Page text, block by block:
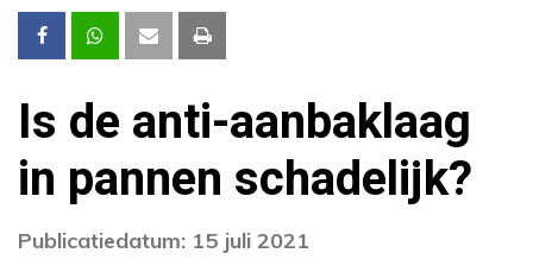
Is de anti-aanbaklaag
in pannen schadelijk?
Publicatiedatum: 15 juli 2021